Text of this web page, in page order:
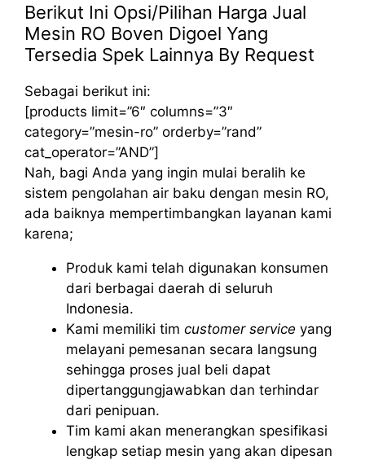
Berikut Ini Opsi/Pilihan Harga Jual
Mesin RO Boven Digoel Yang
Tersedia Spek Lainnya By Request
Sebagai berikut ini:
[products limit=”6″ columns=”3″
category=”mesin-ro” orderby=”rand”
cat_operator=”AND”]
Nah, bagi Anda yang ingin mulai beralih ke
sistem pengolahan air baku dengan mesin RO,
ada baiknya mempertimbangkan layanan kami
karena;
Produk kami telah digunakan konsumen
dari berbagai daerah di seluruh
Indonesia.
Kami memiliki tim customer service yang
melayani pemesanan secara langsung
sehingga proses jual beli dapat
dipertanggungjawabkan dan terhindar
dari penipuan.
Tim kami akan menerangkan spesifikasi
lengkap setiap mesin yang akan dipesan